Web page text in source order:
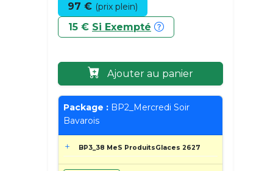
97 € (prix plein)
15 € Si Exempté
Ajouter au panier
Package : BP2_Mercredi Soir
Bavarois
BP3_38 MeS ProduitsGlaces 2627